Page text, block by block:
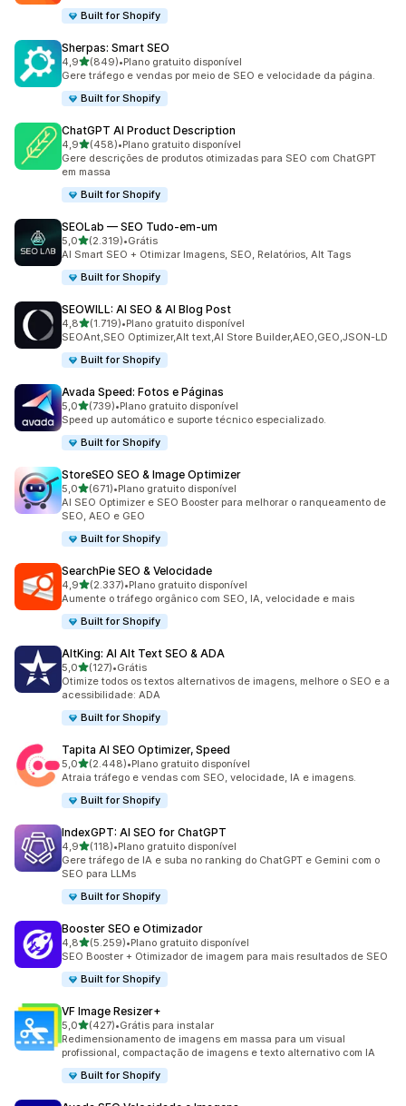
Built for Shopify
Sherpas: Smart SEO
4,9de 5 estrelas
(849)
849 avaliações ao todo
•Plano gratuito disponível
Gere tráfego e vendas por meio de SEO e velocidade da página.
Built for Shopify
ChatGPT AI Product Description
4,9de 5 estrelas
(458)
458 avaliações ao todo
•Plano gratuito disponível
Gere descrições de produtos otimizadas para SEO com ChatGPT
em massa
Built for Shopify
SEOLab — SEO Tudo‑em‑um
5,0de 5 estrelas
(2.319)
2319 avaliações ao todo
•Grátis
AI Smart SEO + Otimizar Imagens, SEO, Relatórios, Alt Tags
Built for Shopify
SEOWILL: AI SEO & AI Blog Post
4,8de 5 estrelas
(1.719)
1719 avaliações ao todo
•Plano gratuito disponível
SEOAnt,SEO Optimizer,Alt text,AI Store Builder,AEO,GEO,JSON-LD
Built for Shopify
Avada Speed: Fotos e Páginas
5,0de 5 estrelas
(739)
739 avaliações ao todo
•Plano gratuito disponível
Speed up automático e suporte técnico especializado.
Built for Shopify
StoreSEO SEO & Image Optimizer
5,0de 5 estrelas
(671)
671 avaliações ao todo
•Plano gratuito disponível
AI SEO Optimizer e SEO Booster para melhorar o ranqueamento de
SEO, AEO e GEO
Built for Shopify
SearchPie SEO & Velocidade
4,9de 5 estrelas
(2.337)
2337 avaliações ao todo
•Plano gratuito disponível
Aumente o tráfego orgânico com SEO, IA, velocidade e mais
Built for Shopify
AltKing: AI Alt Text SEO & ADA
5,0de 5 estrelas
(127)
127 avaliações ao todo
•Grátis
Otimize todos os textos alternativos de imagens, melhore o SEO e a
acessibilidade: ADA
Built for Shopify
Tapita AI SEO Optimizer, Speed
5,0de 5 estrelas
(2.448)
2448 avaliações ao todo
•Plano gratuito disponível
Atraia tráfego e vendas com SEO, velocidade, IA e imagens.
Built for Shopify
IndexGPT: AI SEO for ChatGPT
4,9de 5 estrelas
(118)
118 avaliações ao todo
•Plano gratuito disponível
Gere tráfego de IA e suba no ranking do ChatGPT e Gemini com o
SEO para LLMs
Built for Shopify
Booster SEO e Otimizador
4,8de 5 estrelas
(5.259)
5259 avaliações ao todo
•Plano gratuito disponível
SEO Booster + Otimizador de imagem para mais resultados de SEO
Built for Shopify
VF Image Resizer+
5,0de 5 estrelas
(427)
427 avaliações ao todo
•Grátis para instalar
Redimensionamento de imagens em massa para um visual
profissional, compactação de imagens e texto alternativo com IA
Built for Shopify